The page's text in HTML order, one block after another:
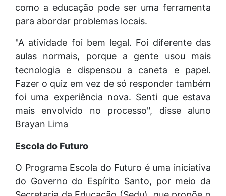
como a educação pode ser uma ferramenta
para abordar problemas locais.
"A atividade foi bem legal. Foi diferente das
aulas normais, porque a gente usou mais
tecnologia e dispensou a caneta e papel.
Fazer o quiz em vez de só responder também
foi uma experiência nova. Senti que estava
mais envolvido no processo", disse aluno
Brayan Lima
Escola do Futuro
O Programa Escola do Futuro é uma iniciativa
do Governo do Espírito Santo, por meio da